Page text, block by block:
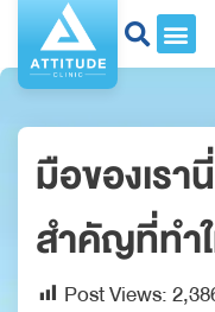
มือของเรา
สำคัญที่ทำ
Post Views: